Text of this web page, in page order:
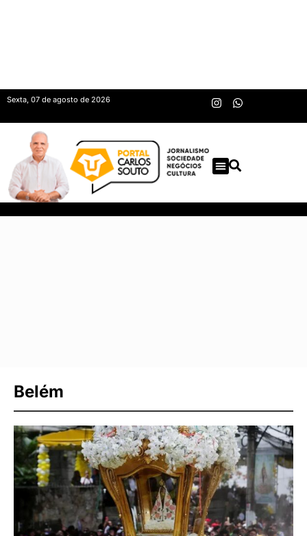
Sexta, 07 de agosto de 2026
Belém